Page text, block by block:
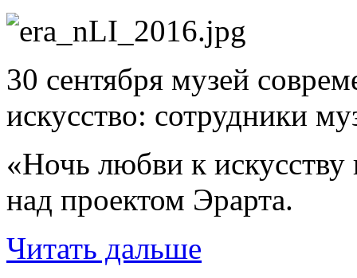
30 сентября музей
искусство: сотрудники
«Ночь любви к
над проектом Эрарта.
Читать дальше